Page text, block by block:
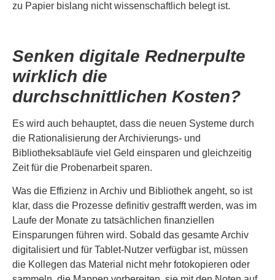
zu Papier bislang nicht wissenschaftlich belegt ist.
Senken digitale Rednerpulte
wirklich die
durchschnittlichen Kosten?
Es wird auch behauptet, dass die neuen Systeme durch
die Rationalisierung der Archivierungs- und
Bibliotheksabläufe viel Geld einsparen und gleichzeitig
Zeit für die Probenarbeit sparen.
Was die Effizienz in Archiv und Bibliothek angeht, so ist
klar, dass die Prozesse definitiv gestrafft werden, was im
Laufe der Monate zu tatsächlichen finanziellen
Einsparungen führen wird. Sobald das gesamte Archiv
digitalisiert und für Tablet-Nutzer verfügbar ist, müssen
die Kollegen das Material nicht mehr fotokopieren oder